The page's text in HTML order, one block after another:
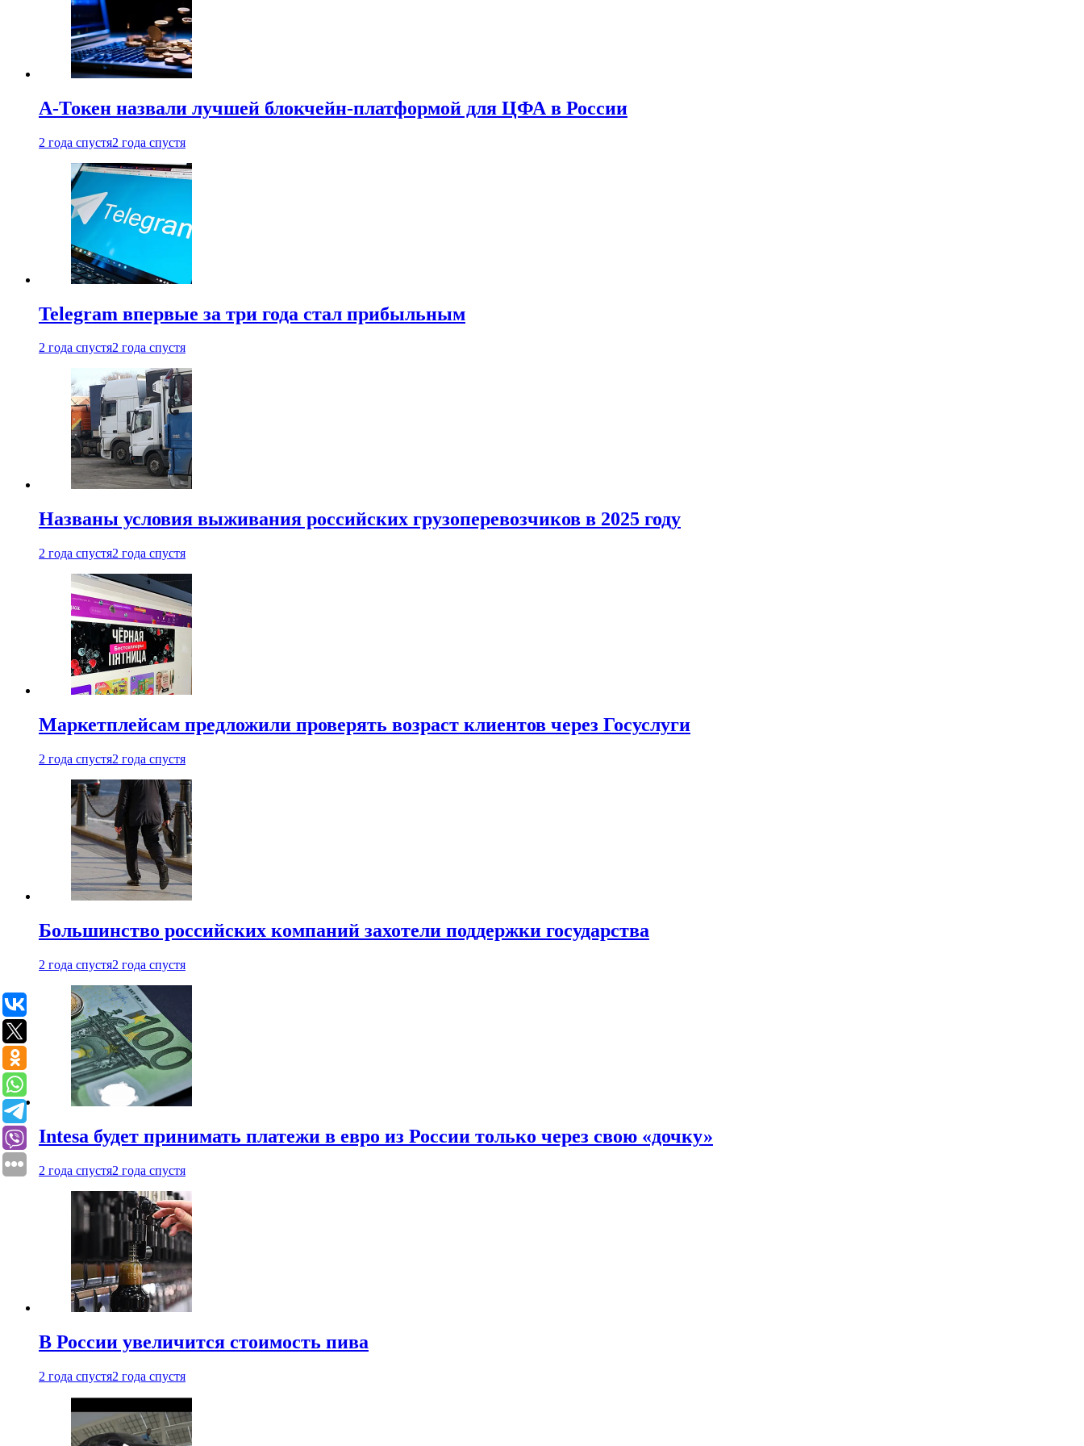
А-Токен назвали лучшей блокчейн-платформой для ЦФА в России
2 года спустя2 года спустя
Telegram впервые за три года стал прибыльным
2 года спустя2 года спустя
Названы условия выживания российских грузоперевозчиков в 2025 году
2 года спустя2 года спустя
Маркетплейсам предложили проверять возраст клиентов через Госуслуги
2 года спустя2 года спустя
Большинство российских компаний захотели поддержки государства
2 года спустя2 года спустя
Intesa будет принимать платежи в евро из России только через свою «дочку»
2 года спустя2 года спустя
В России увеличится стоимость пива
2 года спустя2 года спустя